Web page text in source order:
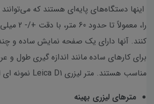
اینها دستگاه‌های پایه‌ای هستند که
را، معمولاً
کنند. آنها دارای یک صفحه نمایش ساده و
برای کارهای ساده مانند اندازه گیری طول و
مناسب هستند. متر لیزری Leica D1 نمونه ای از این نوع است.
مترهای لیزری بهینه